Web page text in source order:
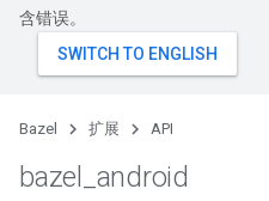
含错误。
Bazel 扩展 API
bazel android